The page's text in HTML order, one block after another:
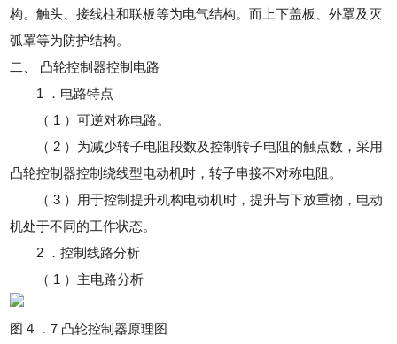
构。触头、接线柱和联板等为电气结构。而上下盖板、外罩及灭
弧罩等为防护结构。
二、 凸轮控制器控制电路
1 ．电路特点
（ 1 ）可逆对称电路。
（ 2 ）为减少转子电阻段数及控制转子电阻的触点数，采用
凸轮控制器控制绕线型电动机时，转子串接不对称电阻。
（ 3 ）用于控制提升机构电动机时，提升与下放重物，电动
机处于不同的工作状态。
2 ．控制线路分析
（ 1 ）主电路分析
图 4 ．7 凸轮控制器原理图